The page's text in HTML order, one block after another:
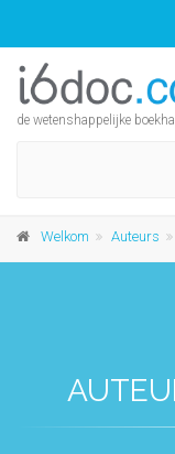
de wetenshappelijke
Welkom Auteurs